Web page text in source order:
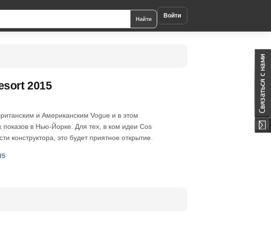
Найти Войти
2015
и Американским Vogue и в этом
показов в Нью-Йорке. Для тех, в ком идеи Cos
конструктора, это будет приятное открытие.